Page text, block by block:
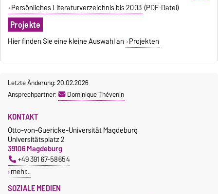
Persönliches Literaturverzeichnis bis 2003 (PDF-Datei)
Projekte
Hier finden Sie eine kleine Auswahl an Projekten
Letzte Änderung: 20.02.2026
Ansprechpartner:
Dominique Thévenin
SOZIALE MEDIEN
KONTAKT
Otto-von-Guericke-Universität Magdeburg
Universitätsplatz 2
39106 Magdeburg
+49 391 67-58654
mehr…